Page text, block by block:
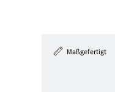
Maßgefertigt